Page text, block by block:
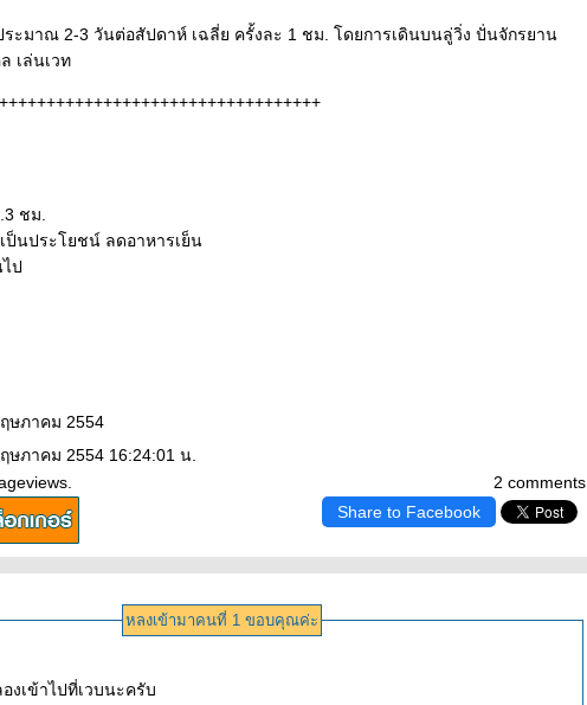
ระมาณ 2-3 วันต่อสัปดาห์ เฉลี่ย ครั้งละ 1 ชม. โดยการเดินบนลู่วิ่ง ปั่นจักรยาน
เล่นเวท
ชม.
ป็นประโยชน์ ลดอาหารเย็น
ป
ษภาคม 2554
2 comments
ษภาคม 2554 16:24:01 น.
Share to Facebook
หลงเข้ามาคนที่ 1 ขอบคุณค่ะ
งเข้าไปที่เวบนะครับ